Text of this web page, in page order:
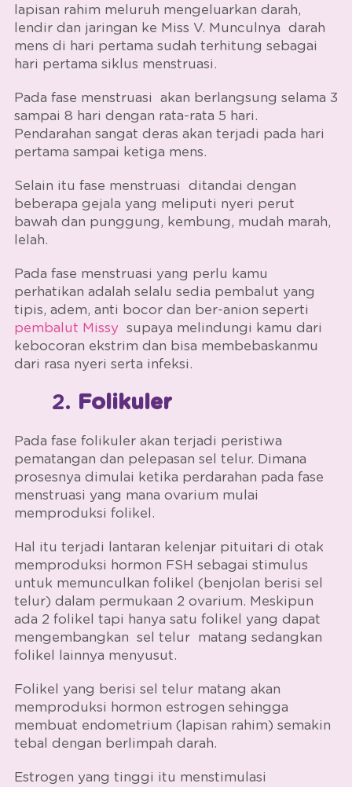
lapisan rahim meluruh mengeluarkan darah,
lendir dan jaringan ke Miss V. Munculnya darah
mens di hari pertama sudah terhitung sebagai
hari pertama siklus menstruasi.
Pada fase menstruasi akan berlangsung selama 3
sampai 8 hari dengan rata-rata 5 hari.
Pendarahan sangat deras akan terjadi pada hari
pertama sampai ketiga mens.
Selain itu fase menstruasi
ditandai dengan
beberapa gejala yang meliputi nyeri perut
bawah dan punggung, kembung, mudah marah,
lelah.
Pada fase menstruasi yang perlu kamu
perhatikan adalah selalu sedia pembalut yang
tipis, adem, anti bocor dan ber-anion seperti
pembalut Missy
supaya melindungi kamu dari
kebocoran ekstrim dan bisa membebaskanmu
dari rasa nyeri serta infeksi.
2. Folikuler
Pada fase folikuler akan terjadi peristiwa
pematangan dan pelepasan sel telur. Dimana
prosesnya dimulai ketika perdarahan pada fase
menstruasi yang mana ovarium mulai
memproduksi folikel.
Hal itu terjadi lantaran kelenjar pituitari di otak
memproduksi hormon FSH sebagai stimulus
untuk memunculkan folikel (benjolan berisi sel
telur) dalam permukaan 2 ovarium. Meskipun
ada 2 folikel tapi hanya satu folikel yang dapat
mengembangkan sel telur matang sedangkan
folikel lainnya menyusut.
Folikel yang berisi sel telur matang akan
memproduksi hormon estrogen sehingga
membuat endometrium (lapisan rahim) semakin
tebal dengan berlimpah darah.
Estrogen yang tinggi itu menstimulasi